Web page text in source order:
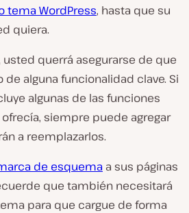
tema WordPress, hasta que su
quiera.
usted querrá asegurarse de que
alguna funcionalidad clave. Si
algunas de las funciones
siempre puede agregar
a reemplazarlos.
de esquema a sus páginas
que también necesitará
para que cargue de forma